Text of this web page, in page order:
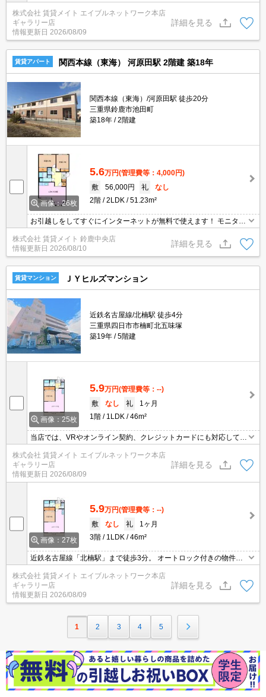
っくり浸かりたい方・空間を別々に分けたい方にオススメなバス・
トイレ別物件です♪
株式会社 賃貸メイト エイブルネットワーク本店
ギャラリー店
情報更新日 2026/08/09
詳細を見る
賃貸アパート 関西本線（東海） 河原田駅 2階建 築18年
関西本線（東海）/河原田駅 徒歩20分
三重県鈴鹿市池田町
築18年
2階建
画像：26枚
5.6万円(管理費等：4,000円)
敷
56,000円 礼
なし
2階
2LDK 51.23m²
お引越しをしてすぐにインターネットが無料で使えます！ モニター
ホン付きのお部屋です。お部屋から訪問者を確認できるのでセキュ
リティ面はもちろん知らない人やセールスに対応する必要もありま
せん。
株式会社 賃貸メイト 鈴鹿中央店
情報更新日 2026/08/10
詳細を見る
賃貸マンション ＪＹヒルズマンション
近鉄名古屋線/北楠駅 徒歩4分
三重県四日市市楠町北五味塚
築19年
5階建
画像：25枚
5.9万円(管理費等：--)
敷
なし 礼
1ヶ月
1階
1LDK 46m²
当店では、VRやオンライン契約、クレジットカードにも対応してお
りWEBのみでの契約も可能ですのでお気軽にお問い合わせ下さい！
株式会社 賃貸メイト エイブルネットワーク本店
ギャラリー店
情報更新日 2026/08/09
詳細を見る
画像：27枚
5.9万円(管理費等：--)
敷
なし 礼
1ヶ月
3階
1LDK 46m²
近鉄名古屋線「北楠駅」まで徒歩3分。 オートロック付きの物件で
一人暮らしの方も安心です。
株式会社 賃貸メイト エイブルネットワーク本店
ギャラリー店
情報更新日 2026/08/09
詳細を見る
1 2 3 4 5